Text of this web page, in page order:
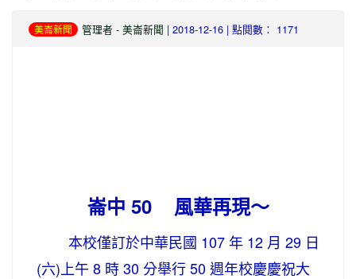
美崙新聞 管理者 - 美崙新聞 | 2018-12-16 | 點閱數： 1171
崙中 50 風華再現〜
本校僅訂於中華民國 107 年 12 月 29 日
(六)上午 8 時 30 分舉行 50 週年校慶慶祝大